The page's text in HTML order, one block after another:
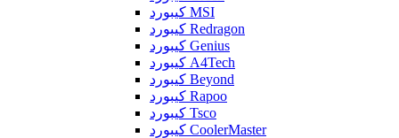
کیبورد MSI
کیبورد Redragon
کیبورد Genius
کیبورد A4Tech
کیبورد Beyond
کیبورد Rapoo
کیبورد Tsco
کیبورد CoolerMaster